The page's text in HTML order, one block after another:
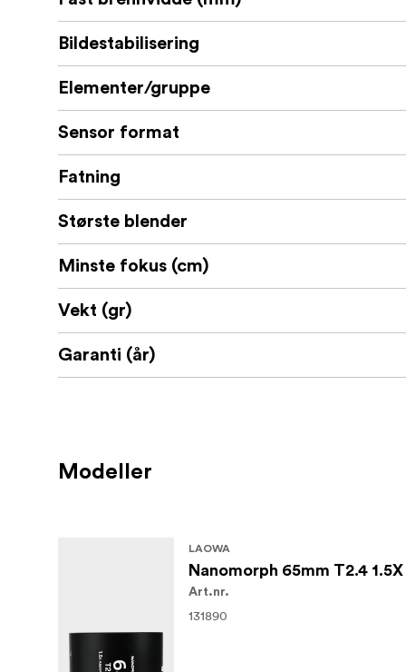
Kompakt og lett design, perfekt for
Presisjonsanamorfisk optikk med
Standard 0,8 mod girringer for sømløs
Manuell fokus- og blenderkontroll for
Slitesterk metallkonstruksjon for
Hva er i esken:
Laowa Nanomorph 65 mm T2.4 1,5X
Objektivdeksel foran
Beskyttende objektivetui
Bildestabilisering
Elementer/gruppe
Sensor format
Fatning
Største blender
Minste fokus (cm)
Vekt (gr)
Garanti (år)
Modeller
LAOWA
Nanomorph 65mm T2.4 1.5X
Art.nr.
131890